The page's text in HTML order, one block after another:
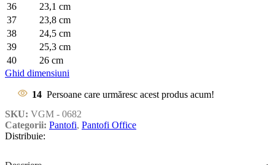
36
23,1 cm
37
23,8 cm
38
24,5 cm
39
25,3 cm
40
26 cm
Ghid dimensiuni
14 Persoane care urmăresc acest produs acum!
SKU: VGM - 0682
Categorii: Pantofi, Pantofi Office
Distribuie: